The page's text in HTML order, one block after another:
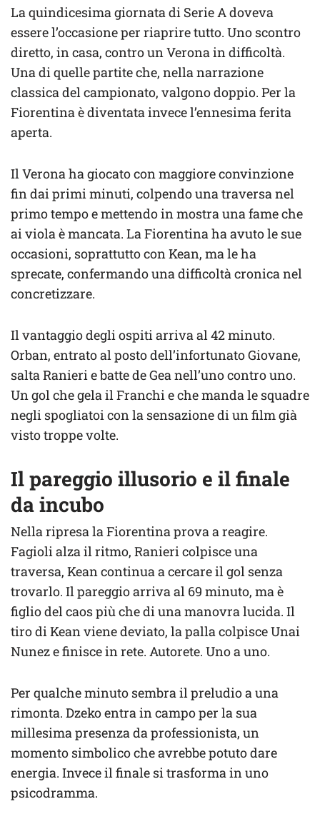
La quindicesima giornata di Serie A doveva
essere l’occasione per riaprire tutto. Uno scontro
diretto, in casa, contro un Verona in difficoltà.
Una di quelle partite che, nella narrazione
classica del campionato, valgono doppio. Per la
Fiorentina è diventata invece l’ennesima ferita
aperta.
Il Verona ha giocato con maggiore convinzione
fin dai primi minuti, colpendo una traversa nel
primo tempo e mettendo in mostra una fame che
ai viola è mancata. La Fiorentina ha avuto le sue
occasioni, soprattutto con Kean, ma le ha
sprecate, confermando una difficoltà cronica nel
concretizzare.
Il vantaggio degli ospiti arriva al 42 minuto.
Orban, entrato al posto dell’infortunato Giovane,
salta Ranieri e batte de Gea nell’uno contro uno.
Un gol che gela il Franchi e che manda le squadre
negli spogliatoi con la sensazione di un film già
visto troppe volte.
Il pareggio illusorio e il finale
da incubo
Nella ripresa la Fiorentina prova a reagire.
Fagioli alza il ritmo, Ranieri colpisce una
traversa, Kean continua a cercare il gol senza
trovarlo. Il pareggio arriva al 69 minuto, ma è
figlio del caos più che di una manovra lucida. Il
tiro di Kean viene deviato, la palla colpisce Unai
Nunez e finisce in rete. Autorete. Uno a uno.
Per qualche minuto sembra il preludio a una
rimonta. Dzeko entra in campo per la sua
millesima presenza da professionista, un
momento simbolico che avrebbe potuto dare
energia. Invece il finale si trasforma in uno
psicodramma.